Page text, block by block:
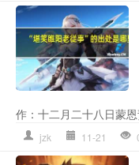
作：十二月二十八日蒙
jzk 11-21